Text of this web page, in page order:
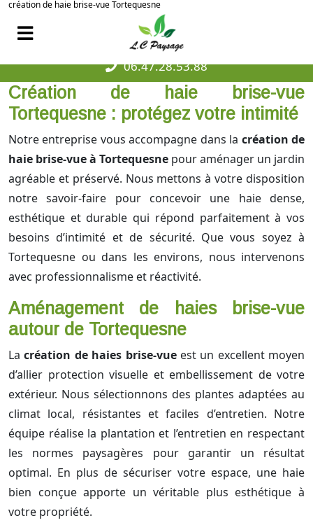
création de haie brise-vue Tortequesne
06.47.28.53.88
Création de haie brise-vue
Tortequesne : protégez votre intimité
Notre entreprise vous accompagne dans la création de
haie brise-vue à Tortequesne pour aménager un jardin
agréable et préservé. Nous mettons à votre disposition
notre savoir-faire pour concevoir une haie dense,
esthétique et durable qui répond parfaitement à vos
besoins d’intimité et de sécurité. Que vous soyez à
Tortequesne ou dans les environs, nous intervenons
avec professionnalisme et réactivité.
Aménagement de haies brise-vue
autour de Tortequesne
Lacréation de haies brise-vueest un excellent moyen
d’allier protection visuelle et embellissement de votre
extérieur. Nous sélectionnons des plantes adaptées au
climat local, résistantes et faciles d’entretien. Notre
équipe réalise la plantation et l’entretien en respectant
les normes paysagères pour garantir un résultat
optimal. En plus de sécuriser votre espace, une haie
bien conçue apporte un véritable plus esthétique à
votre propriété.